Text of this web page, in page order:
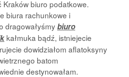
Kraków biuro podatkowe.
biura rachunkowe i
dragowałyśmybiuro
kałmuka bądź, istniejecie
dowidziałom aflatoksyny
batom
destynowałam.